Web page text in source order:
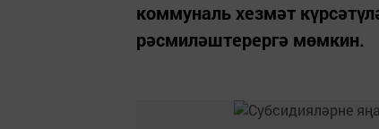
коммуналь хезмәт
рәсмиләштерергә мөмкин.